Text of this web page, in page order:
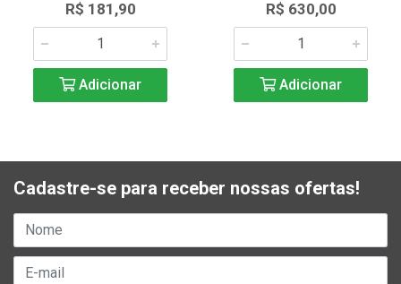
R$ 181,90
Adicionar
R$ 630,00
Adicionar
Cadastre-se para receber nossas ofertas!